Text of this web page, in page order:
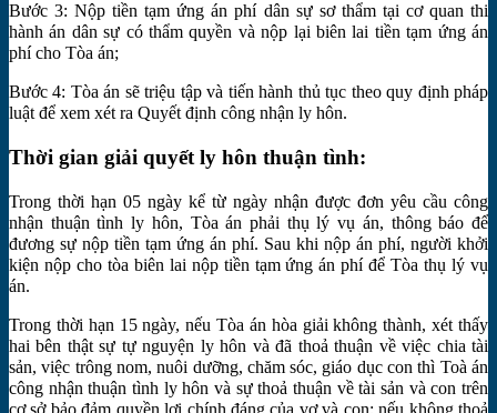
Bước 3: Nộp tiền tạm ứng án phí dân sự sơ thẩm tại cơ quan thi
hành án dân sự có thẩm quyền và nộp lại biên lai tiền tạm ứng án
phí cho Tòa án;
Bước 4: Tòa án sẽ triệu tập và tiến hành thủ tục theo quy định pháp
luật để xem xét ra Quyết định công nhận ly hôn.
Thời gian giải quyết ly hôn thuận tình:
Trong thời hạn 05 ngày kể từ ngày nhận được đơn yêu cầu công
nhận thuận tình ly hôn, Tòa án phải thụ lý vụ án, thông báo để
đương sự nộp tiền tạm ứng án phí. Sau khi nộp án phí, người khởi
kiện nộp cho tòa biên lai nộp tiền tạm ứng án phí để Tòa thụ lý vụ
án.
Trong thời hạn 15 ngày, nếu Tòa án hòa giải không thành, xét thấy
hai bên thật sự tự nguyện ly hôn và đã thoả thuận về việc chia tài
sản, việc trông nom, nuôi dưỡng, chăm sóc, giáo dục con thì Toà án
công nhận thuận tình ly hôn và sự thoả thuận về tài sản và con trên
cơ sở bảo đảm quyền lợi chính đáng của vợ và con; nếu không thoả